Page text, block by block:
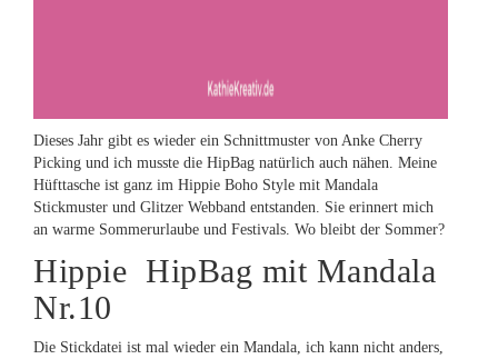
Dieses Jahr gibt es wieder ein Schnittmuster von Anke Cherry
Picking und ich musste die HipBag natürlich auch nähen. Meine
Hüfttasche ist ganz im Hippie Boho Style mit Mandala
Stickmuster und Glitzer Webband entstanden. Sie erinnert mich
an warme Sommerurlaube und Festivals. Wo bleibt der Sommer?
Hippie HipBag mit Mandala
Nr.10
Die Stickdatei ist mal wieder ein Mandala, ich kann nicht anders,